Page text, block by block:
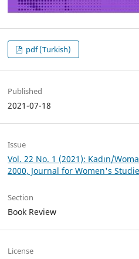
pdf (Turkish)
Published
2021-07-18
Issue
Vol. 22 No. 1 (2021): Kadın/
2000, Journal for Women's
Section
Book Review
License